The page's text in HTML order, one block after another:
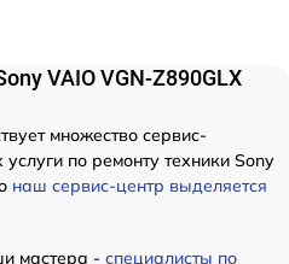
VAIO VGN-Z890GLX
множество сервис-
по ремонту техники Sony
наш сервис-центр выделяется
мастера - специалисты по